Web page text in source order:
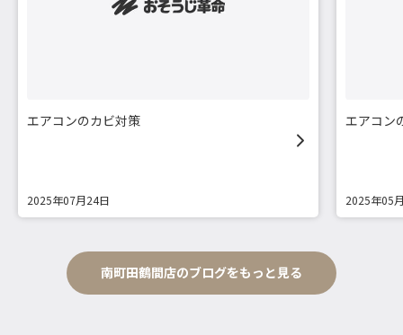
エアコンのカビ対策
2025年07月24日
エアコン
2025年05
南町田鶴間店のブログをもっと見る